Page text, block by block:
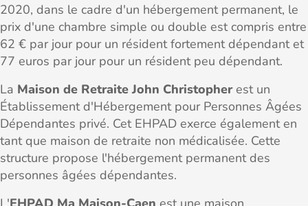
2020, dans le cadre d'un hébergement permanent, le
prix d'une chambre simple ou double est compris entre
62 € par jour pour un résident fortement dépendant et
77 euros par jour pour un résident peu dépendant.
La Maison de Retraite John Christopherest un
Établissement d'Hébergement pour Personnes Âgées
Dépendantes privé. Cet EHPAD exerce également en
tant que maison de retraite non médicalisée. Cette
structure propose l'hébergement permanent des
personnes âgées dépendantes.